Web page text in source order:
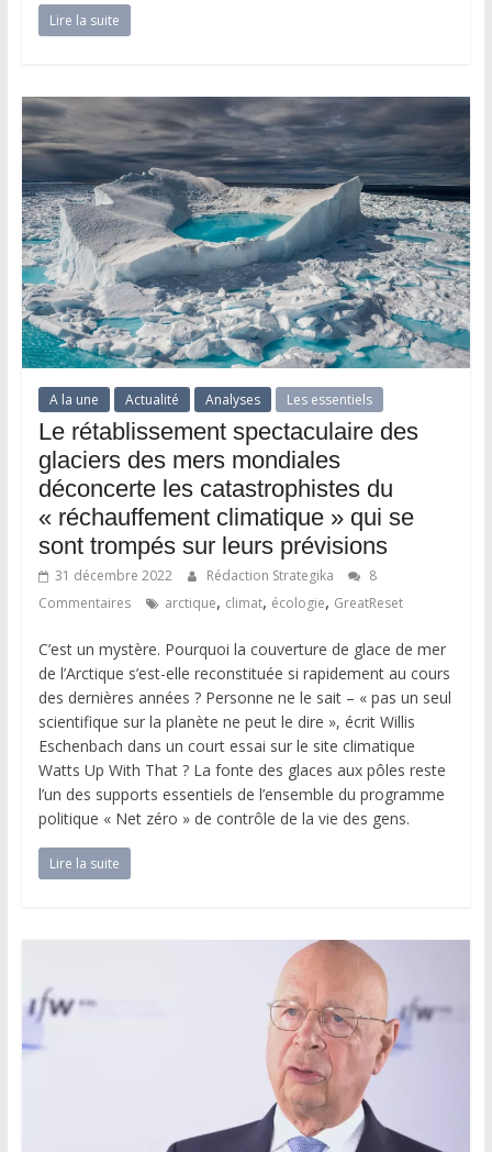
Lire la suite
A la une Actualité Analyses Les essentiels
Le rétablissement spectaculaire des
glaciers des mers mondiales
déconcerte les catastrophistes du
« réchauffement climatique » qui se
sont trompés sur leurs prévisions
31 décembre 2022 Rédaction Strategika
8
Commentaires
arctique, climat, écologie, GreatReset
C’est un mystère. Pourquoi la couverture de glace de mer
de l’Arctique s’est-elle reconstituée si rapidement au cours
des dernières années ? Personne ne le sait – « pas un seul
scientifique sur la planète ne peut le dire », écrit Willis
Eschenbach dans un court essai sur le site climatique
Watts Up With That ? La fonte des glaces aux pôles reste
l’un des supports essentiels de l’ensemble du programme
politique « Net zéro » de contrôle de la vie des gens.
Lire la suite